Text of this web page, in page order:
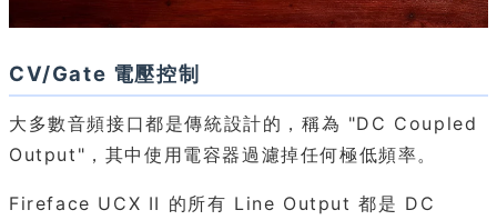
CV/Gate 電壓控制
大多數音頻接口都是傳統設計的，稱為 "DC Coupled
Output"，其中使用電容器過濾掉任何極低頻率。
Fireface UCX II 的所有 Line Output 都是 DC